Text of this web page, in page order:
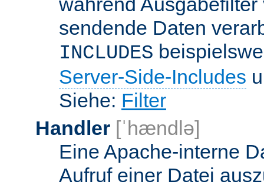
sendende Daten
INCLUDES
Server-Side-Includes
Siehe: Filter
Handler [ˈhændlə]
Eine Apache-interne
Aufruf einer Datei